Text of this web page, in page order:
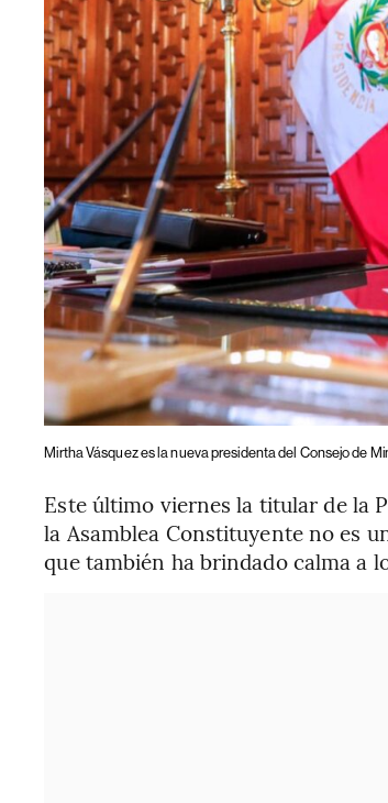
Mirtha Vásquez es la nueva presidenta del Consejo de
Este último viernes la titular de la
la Asamblea Constituyente no es
que también ha brindado calma a